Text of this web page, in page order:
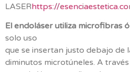
LASERhttps://
El endoláser utiliza microfibras
solo uso
que se insertan justo debajo de
diminutos microtúneles. A